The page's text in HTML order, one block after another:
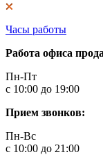
Часы работы
Работа офиса
Пн-Пт
с 10:00 до 19:00
Прием звонков:
Пн-Вс
с 10:00 до 21:00